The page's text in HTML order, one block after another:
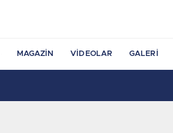
MAGAZIN VIDEOLAR GALERI